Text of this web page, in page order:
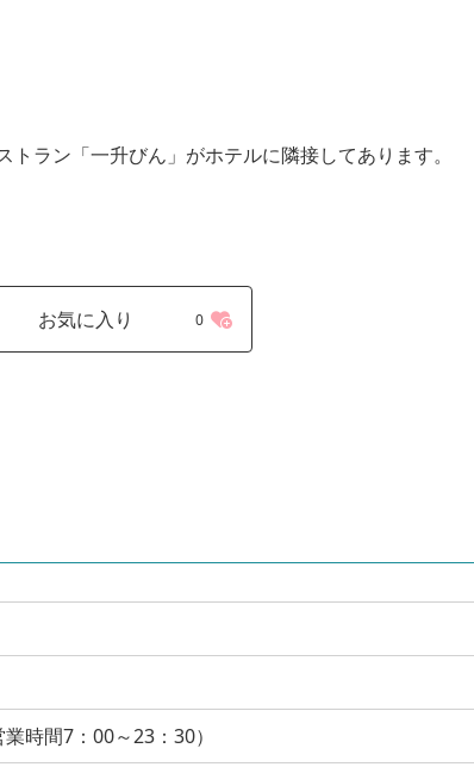
ラン「一升びん」がホテルに隣接してあります。
お気に入り 0
時間7：00～23：30）